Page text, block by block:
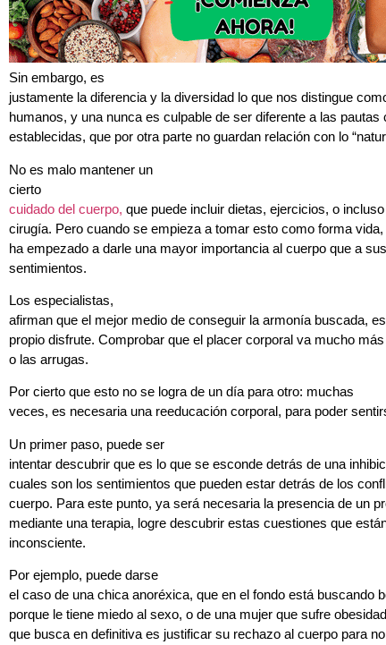
Sin embargo, es
justamente la diferencia y la diversidad lo que nos distingue
humanos, y una nunca es culpable de ser diferente a las pautas
establecidas, que por otra parte no guardan relación con lo
No es malo mantener un
cierto
cuidado del cuerpo, que puede incluir dietas, ejercicios, o incluso
cirugía. Pero cuando se empieza a tomar esto como forma
ha empezado a darle una mayor importancia al cuerpo que a
sentimientos.
Los especialistas,
afirman que el mejor medio de conseguir la armonía buscada,
propio disfrute. Comprobar que el placer corporal va mucho
o las arrugas.
Por cierto que esto no se logra de un día para otro: muchas
veces, es necesaria una reeducación corporal, para poder
Un primer paso, puede ser
intentar descubrir que es lo que se esconde detrás de una
cuales son los sentimientos que pueden estar detrás de los
cuerpo. Para este punto, ya será necesaria la presencia de un
mediante una terapia, logre descubrir estas cuestiones que
inconsciente.
Por ejemplo, puede darse
el caso de una chica anoréxica, que en el fondo está buscando
porque le tiene miedo al sexo, o de una mujer que sufre
que busca en definitiva es justificar su rechazo al cuerpo para